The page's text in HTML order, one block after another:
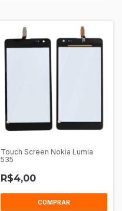
Touch Screen Nokia Lumia
535
R$4,00
COMPRAR